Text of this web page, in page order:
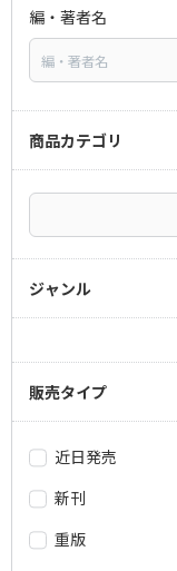
編・著者名
商品カテゴリ
ジャンル
販売タイプ
近日発売
新刊
重版